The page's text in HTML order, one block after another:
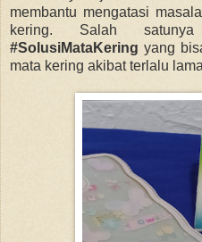
membantu mengatasi
kering. Salah
#SolusiMataKering yang
mata kering akibat terlalu